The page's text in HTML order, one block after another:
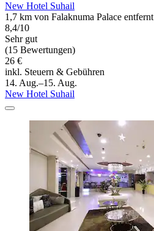
New Hotel Suhail
1,7 km von Falaknuma Palace entfernt
8,4/10
Sehr gut
(15 Bewertungen)
26 €
inkl. Steuern & Gebühren
14. Aug.–15. Aug.
New Hotel Suhail